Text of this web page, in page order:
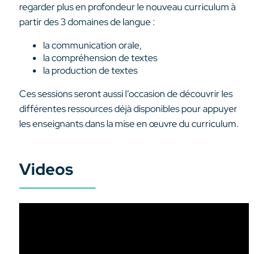
regarder plus en profondeur le nouveau curriculum à
partir des 3 domaines de langue :
la communication orale,
la compréhension de textes
la production de textes
Ces sessions seront aussi l’occasion de découvrir les
différentes ressources déjà disponibles pour appuyer
les enseignants dans la mise en œuvre du curriculum.
Videos